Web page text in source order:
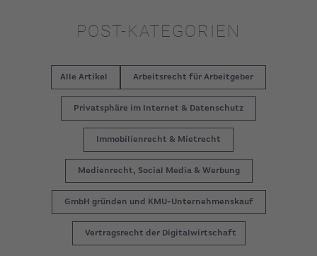
POST-KATEGORIEN
Alle Artikel Arbeitsrecht für Arbeitgeber
Privatsphäre im Internet & Datenschutz
Immobilienrecht & Mietrecht
Medienrecht, Social Media & Werbung
GmbH gründen und KMU-Unternehmenskauf
Vertragsrecht der Digitalwirtschaft